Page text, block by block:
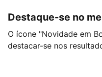
Destaque-se no
O ícone "Novidade em
destacar-se nos